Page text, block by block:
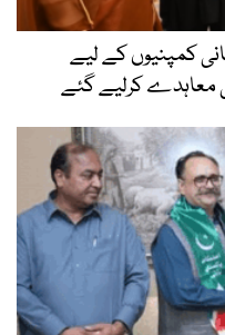
پاکستانی کمپنیوں کے لیے
معاہدے کرلیے گئے